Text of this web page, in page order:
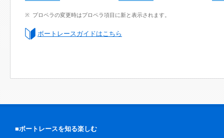
プロペラの変更時はプロペラ項目に新と表示されます。
ボートレースガイドはこちら
■ボートレースを知る楽しむ